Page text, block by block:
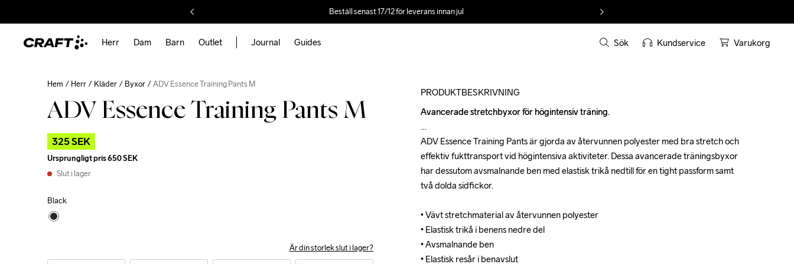
Beställ senast 17/12 för leverans innan jul
Herr Dam Barn Outlet Journal Guides Sök Kundservice Varukorg
Hem Herr Kläder Byxor ADV Essence Training Pants M
ADV Essence Training Pants M
325 SEK
Ursprungligt pris650 SEK
Slut i lager
Black
Är din storlek slut i lager?
PRODUKTBESKRIVNING
Avancerade stretchbyxor för högintensiv träning.
ADV Essence Training Pants är gjorda av återvunnen polyester med bra stretch och
effektiv fukttransport vid högintensiva aktiviteter. Dessa avancerade träningsbyxor
har dessutom avsmalnande ben med elastisk trikå nedtill för en tight passform samt
två dolda sidfickor.
• Vävt stretchmaterial av återvunnen polyester
• Elastisk trikå i benens nedre del
• Avsmalnande ben
• Elastisk resår i benavslut
Avancerade stretchbyxor för högintensiv träning.
ADV Essence Training Pants är gjorda av återvunnen polyester med bra stretch och
effektiv fukttransport vid högintensiva aktiviteter. Dessa avancerade träningsbyxor
har dessutom avsmalnande ben med elastisk trikå nedtill för en tight passform samt
två dolda sidfickor.
• Vävt stretchmaterial av återvunnen polyester
• Elastisk trikå i benens nedre del
• Avsmalnande ben
• Elastisk resår i benavslut